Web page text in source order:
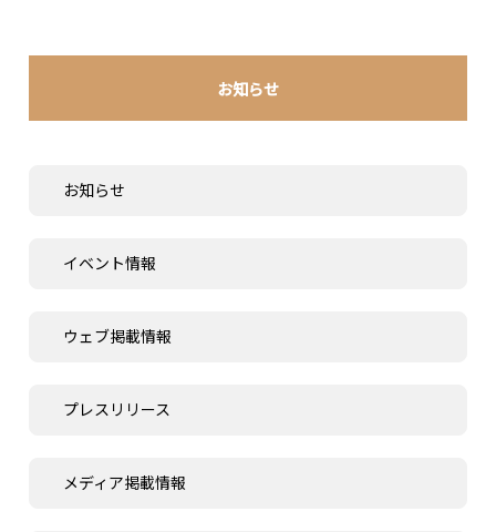
お知らせ
お知らせ
イベント情報
ウェブ掲載情報
プレスリリース
メディア掲載情報